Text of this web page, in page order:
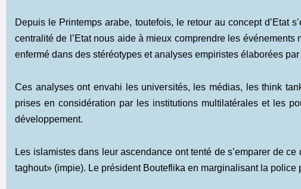
Depuis le Printemps arabe, toutefois, le retour au concept d’Etat
centralité de l’Etat nous aide à mieux comprendre les
enfermé dans des stéréotypes et analyses empiristes élaborées
Ces analyses ont envahi les universités, les médias, les think
prises en considération par les institutions multilatérales et les
développement.
Les islamistes dans leur ascendance ont tenté de s’emparer de
taghout» (impie). Le président Bouteflika en marginalisant la